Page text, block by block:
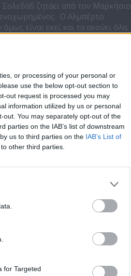
or processing of your personal or
use the below opt-out section to
out request is processed you may
information utilized by us or personal
You may separately opt-out of the
parties on the IAB’s list of downstream
us to third parties on the IAB’s List of
other third parties.
for Targeted
Σολεδάδ ζητάει από τον Μαρκήσιο
Ο Αλμπέρτο
είναι εκεί και τα ακούει όλα.
ενώ μετά του
κατάσταση κι ο Τριστάν
τσακώνονται άσχημα. Τελικά,
μια στιγμή που η Πέπα
ότι κανένας δεν πατάει στο
τον γιο του.